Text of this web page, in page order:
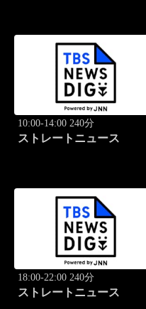
10:00-14:00 240分
ストレートニュース
18:00-22:00 240分
ストレートニュース